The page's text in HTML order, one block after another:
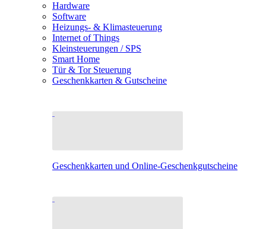
Hardware
Software
Heizungs- & Klimasteuerung
Internet of Things
Kleinsteuerungen / SPS
Smart Home
Tür & Tor Steuerung
Geschenkkarten & Gutscheine
Geschenkkarten und Online-Geschenkgutscheine